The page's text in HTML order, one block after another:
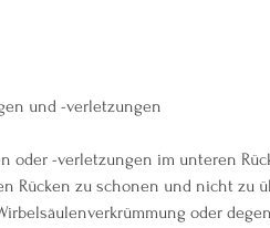
und -verletzungen
oder -verletzungen im unteren
Rücken zu schonen und nicht zu
oder